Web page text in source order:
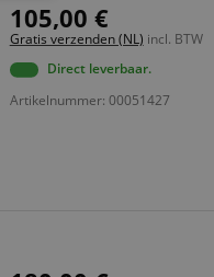
105,00 €
Gratis verzenden (NL) incl. BTW
Direct leverbaar.
Artikelnummer: 00051427